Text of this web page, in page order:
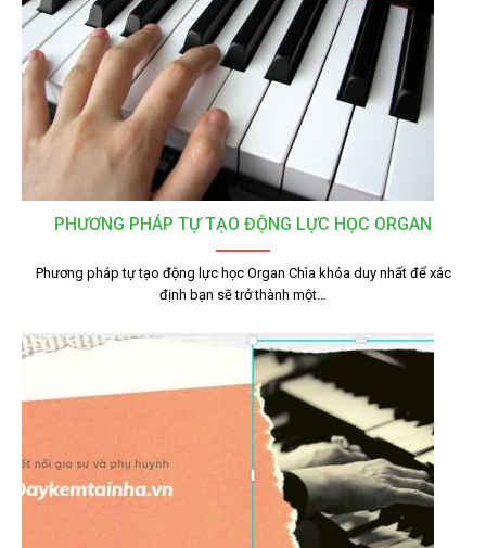
PHƯƠNG PHÁP TỰ TẠO ĐỘNG LỰC HỌC ORGAN
Phương pháp tự tạo động lực học Organ Chìa khóa duy nhất để xác
định bạn sẽ trở thành một…